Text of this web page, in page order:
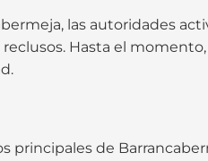
las autoridades
Hasta el
principales de